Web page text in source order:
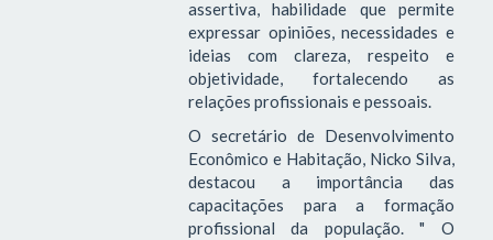
assertiva, habilidade que permite
expressar opiniões, necessidades e
ideias com clareza, respeito e
objetividade, fortalecendo as
relações profissionais e pessoais.
O secretário de Desenvolvimento
Econômico e Habitação, Nicko Silva,
destacou a importância das
capacitações para a formação
profissional da população. " O